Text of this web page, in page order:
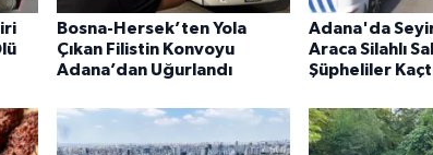
Bosna-Hersek’ten Yola
Çıkan Filistin Konvoyu
Adana’dan Uğurlandı
Adana'da
Araca Silahlı
Şüpheliler